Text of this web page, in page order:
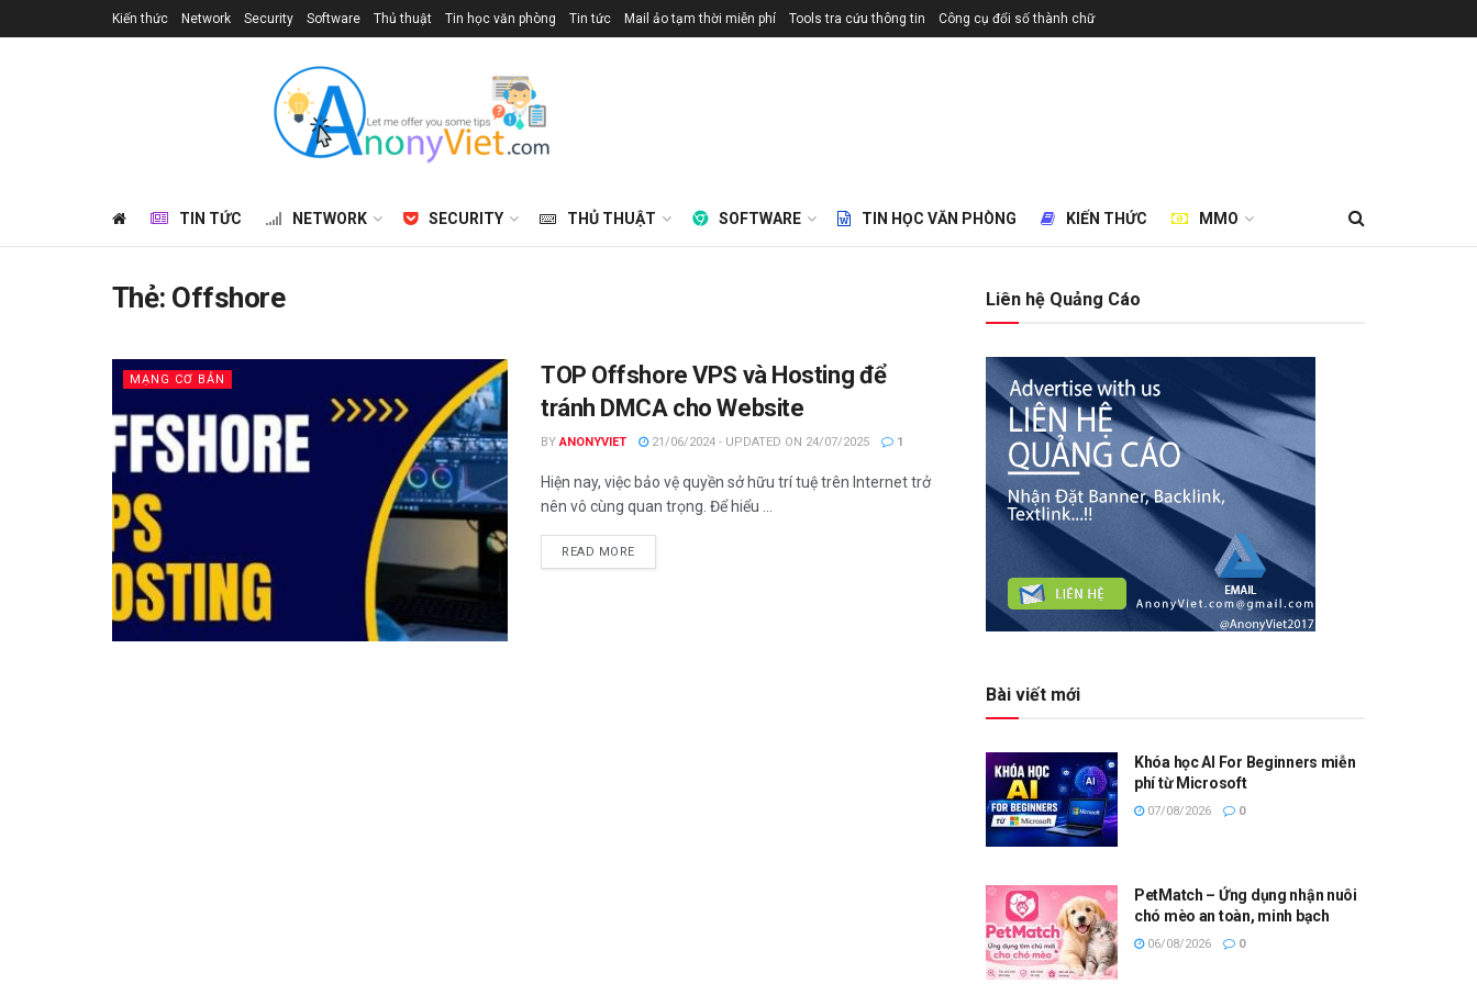
Kiến thức Network Security Software Thủ thuật Tin học văn phòng Tin tức Mail ảo tạm thời miễn phí Tools tra cứu thông tin Công cụ đổi số thành chữ
TIN TỨC NETWORK SECURITY THỦ THUẬT SOFTWARE TIN HỌC VĂN PHÒNG KIẾN THỨC MMO
Thẻ: Offshore
MẠNG CƠ BẢN
TOP Offshore VPS và Hosting để
tránh DMCA cho Website
BY ANONYVIET 21/06/2024 - UPDATED ON 24/07/2025 1
Hiện nay, việc bảo vệ quyền sở hữu trí tuệ trên Internet trở
nên vô cùng quan trọng. Để hiểu ...
READ MOREDETAILS
Liên hệ Quảng Cáo
Bài viết mới
Khóa học AI For Beginners miễn
phí từ Microsoft
07/08/2026 0
PetMatch – Ứng dụng nhận nuôi
chó mèo an toàn, minh bạch
06/08/2026 0